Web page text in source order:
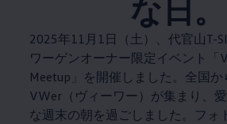
な日。
2025年11月1日（土）、代官山T-
ワーゲンオーナー限定イベント「
Meetup」を開催しました。全国
VWer（ヴィーワー）が集まり、
な週末の朝を過ごしました。フォ